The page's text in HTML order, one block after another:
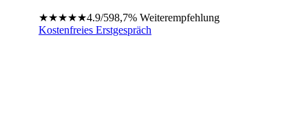
★★★★★4.9/598,7% Weiterempfehlung
Kostenfreies Erstgespräch